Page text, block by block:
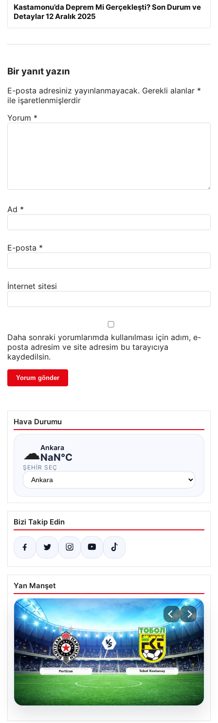
Kastamonu’da Deprem Mi Gerçekleşti? Son Durum ve
Detaylar 12 Aralık 2025
Bir yanıt yazın
E-posta adresiniz yayınlanmayacak. Gerekli alanlar *
ile işaretlenmişlerdir
Yorum *
Ad *
E-posta *
İnternet sitesi
Daha sonraki yorumlarımda kullanılması için adım, e-
posta adresim ve site adresim bu tarayıcıya
kaydedilsin.
Hava Durumu
☁Ankara
NaN°C
ŞEHIR SEÇ
Bizi Takip Edin
Yan Manşet